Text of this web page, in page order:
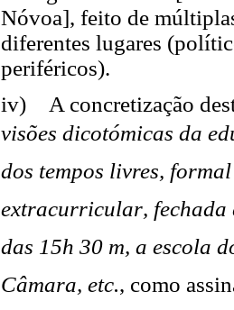
Nóvoa], feito de
diferentes lugares
periféricos).
iv) A concretização
visões dicotómicas da
dos tempos livres,
extracurricular, fechada
das 15h 30 m, a
Câmara, etc., como